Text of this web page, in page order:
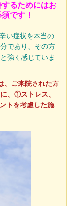
るためにはお
です！
い症状を本当の
であり、その方
強く感じていま
、ご来院された方
、①ストレス、
トを考慮した施